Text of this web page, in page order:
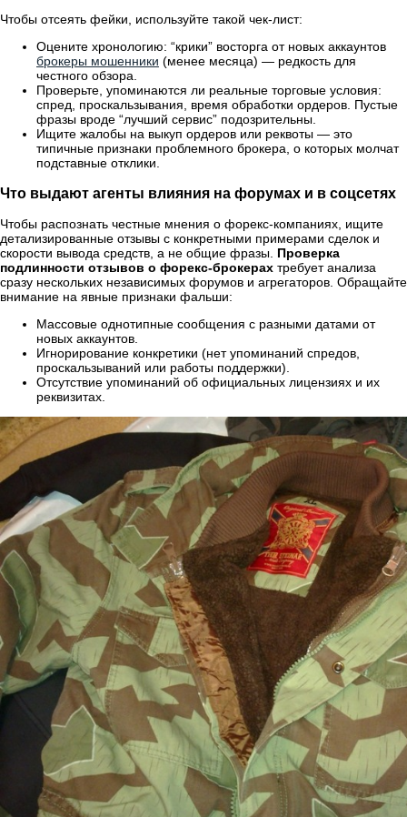
Чтобы отсеять фейки, используйте такой чек-лист:
Оцените хронологию: “крики” восторга от новых аккаунтов
брокеры мошенники (менее месяца) — редкость для
честного обзора.
Проверьте, упоминаются ли реальные торговые условия:
спред, проскальзывания, время обработки ордеров. Пустые
фразы вроде “лучший сервис” подозрительны.
Ищите жалобы на выкуп ордеров или реквоты — это
типичные признаки проблемного брокера, о которых молчат
подставные отклики.
Что выдают агенты влияния на форумах и в соцсетях
Чтобы распознать честные мнения о форекс-компаниях, ищите
детализированные отзывы с конкретными примерами сделок и
скорости вывода средств, а не общие фразы. Проверка
подлинности отзывов о форекс-брокерах требует анализа
сразу нескольких независимых форумов и агрегаторов. Обращайте
внимание на явные признаки фальши:
Массовые однотипные сообщения с разными датами от
новых аккаунтов.
Игнорирование конкретики (нет упоминаний спредов,
проскальзываний или работы поддержки).
Отсутствие упоминаний об официальных лицензиях и их
реквизитах.